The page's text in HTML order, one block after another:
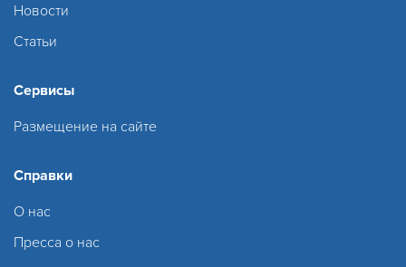
Новости
Статьи
Сервисы
Размещение на сайте
Справки
О нас
Пресса о нас